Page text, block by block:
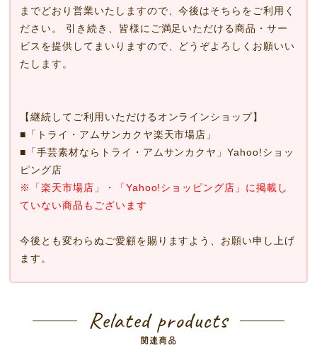
までどおり営業いたしますので、今後はそちらをご利用く
ださい。 引き続き、皆様にご満足いただける商品・サー
ビスを提供してまいりますので、どうぞよろしくお願いい
たします。
【継続してご利用いただけるオンラインショップ】
■ 「トライ・アムサンカクヤ楽天市場店」
■ 「手芸素材ならトライ・アムサンカクヤ」Yahoo!ショッ
ピング店
※「楽天市場店」・「Yahoo!ショッピング店」に掲載し
ていない商品もございます
今後とも変わらぬご愛顧を賜りますよう、お願い申し上げ
ます。
Related products
関連商品